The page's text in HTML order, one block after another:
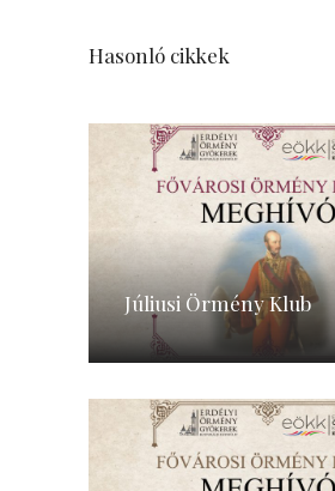
Hasonló cikkek
Júliusi Örmény Klub